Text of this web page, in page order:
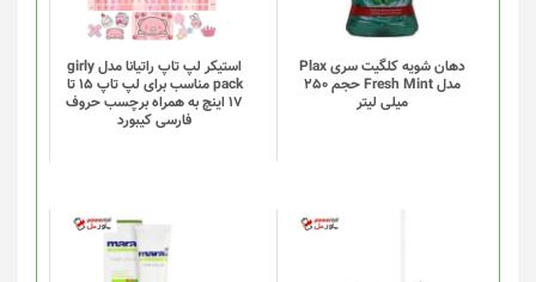
دهان شویه کلگیت سری Plax
مدل Fresh Mint حجم 250
میلی لیتر
استیکر لپ تاپ راتیانا مدل girly
pack مناسب برای لپ تاپ 15 تا
17 اینچ به همراه برچسب حروف
فارسی کیبورد